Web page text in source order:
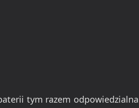
tym razem odpowiedzialna